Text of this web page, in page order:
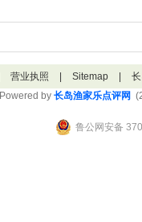
营业执照 Sitemap
Powered by 长岛渔家乐点评网
鲁公网安备